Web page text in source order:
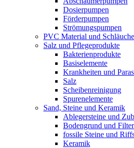
Dosierpumpen
Förderpumpen
Strömungspumpen
PVC Material und Schläuche
Salz und Pflegeprodukte
Bakterienprodukte
Basiselemente
Krankheiten und
Salz
Scheibenreinigung
Spurenelemente
Sand, Steine und Keramik
Ablegersteine und
Bodengrund und
fossile Steine und
Keramik